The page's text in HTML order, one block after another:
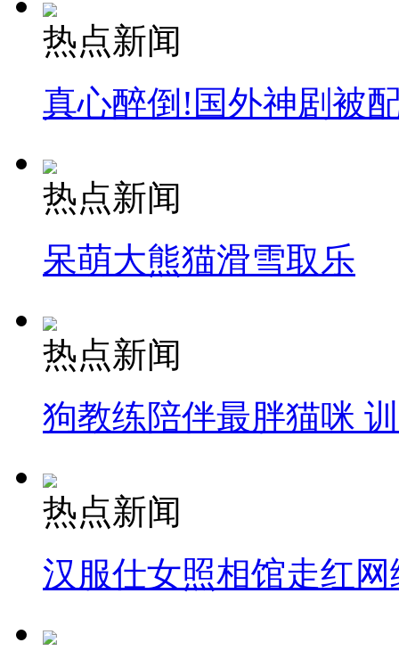
热点新闻
真心醉倒!国外神剧被
热点新闻
呆萌大熊猫滑雪取乐
热点新闻
狗教练陪伴最胖猫咪
热点新闻
汉服仕女照相馆走红网